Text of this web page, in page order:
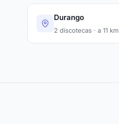
Durango
2 discotecas · a 11 km